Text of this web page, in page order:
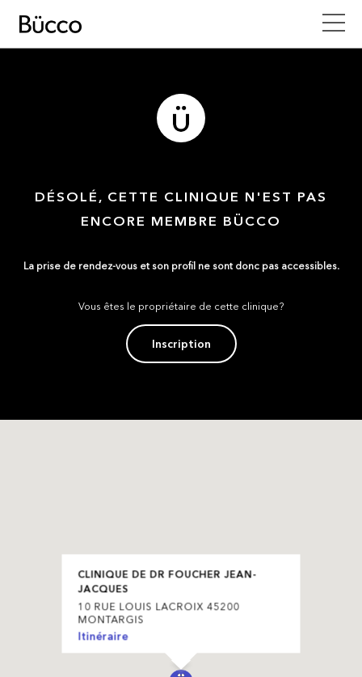
DÉSOLÉ, CETTE CLINIQUE N'EST PAS
ENCORE MEMBRE BÜCCO
La prise de rendez-vous et son profil ne sont donc pas accessibles.
Vous êtes le propriétaire de cette clinique?
Inscription
CLINIQUE DE DR FOUCHER JEAN-
JACQUES
10 RUE LOUIS LACROIX 45200
MONTARGIS
Itinéraire